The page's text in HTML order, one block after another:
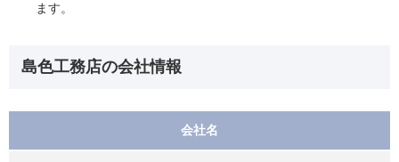
ます。
島色工務店の会社情報
会社名